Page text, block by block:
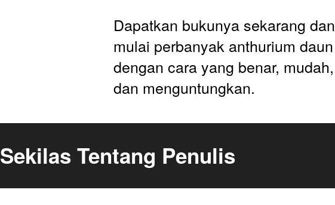
Dapatkan bukunya sekarang dan
mulai perbanyak anthurium daun
dengan cara yang benar, mudah,
dan menguntungkan.
Sekilas Tentang Penulis